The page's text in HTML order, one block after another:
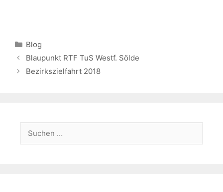
Kategorien
Blog
Blaupunkt RTF TuS Westf. Sölde
Bezirkszielfahrt 2018